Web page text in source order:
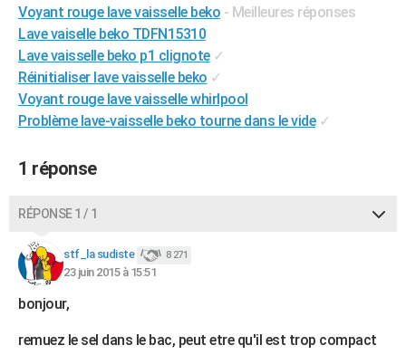
GUIDES D'ACHAT
BONS PLANS
CARTE DE VOEUX
Carte de Noël
Carte Bonne année
Carte Saint-Valentin
Carte Pâques
Carte d'anniversaire
DICTIONNAIRE
PROGRAMME TV
FORUM
Bricolage
Lifestyle
Culture
Sport
Auto
Television
Voyage
Cinema
Voyant rouge lave vaisselle beko - Meilleures réponses
Lave vaiselle beko TDFN15310
Lave vaisselle beko p1 clignote ✓
Réinitialiser lave vaisselle beko ✓
Voyant rouge lave vaisselle whirlpool
Problème lave-vaisselle beko tourne dans le vide ✓
1 réponse
RÉPONSE 1 / 1
stf_la sudiste 8 271
23 juin 2015 à 15:51
bonjour,
remuez le sel dans le bac, peut etre qu'il est trop compact